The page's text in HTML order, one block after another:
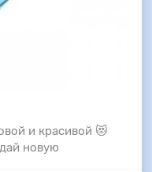
и красивой 😻
новую